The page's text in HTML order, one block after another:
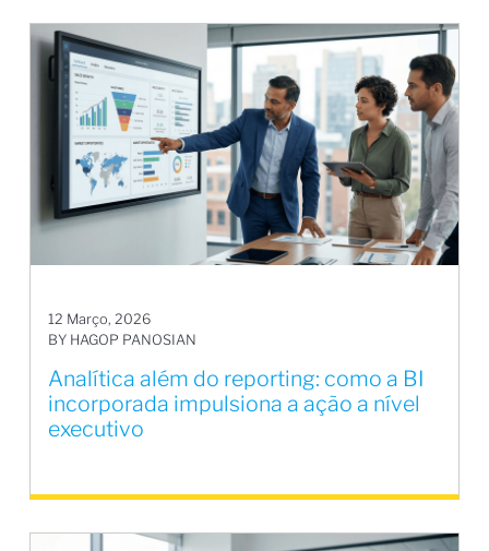
12 Março, 2026
BY HAGOP PANOSIAN
Analítica além do reporting: como a BI
incorporada impulsiona a ação a nível
executivo